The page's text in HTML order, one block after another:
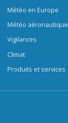
Météo en Europe
Météo aéronautique
Vigilances
Climat
Produits et services